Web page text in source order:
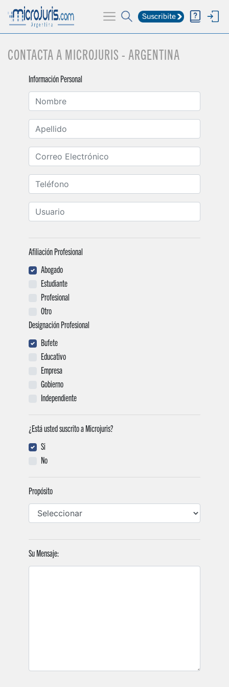
NOTICIAS
BUSCADOR
HERRAMIENTAS
CURSOS
CONTACTA A MICROJURIS - ARGENTINA
Información Personal
Afiliación Profesional
Abogado
Estudiante
Profesional
Otro
Designación Profesional
Bufete
Educativo
Empresa
Gobierno
Independiente
¿Está usted suscrito a Microjuris?
Si
No
Propósito
Su Mensaje: